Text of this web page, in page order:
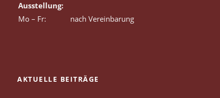
Ausstellung:
Mo – Fr:
nach Vereinbarung
AKTUELLE BEITRÄGE